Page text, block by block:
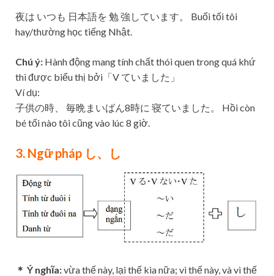
夜は いつも 日本語を 勉 強しています。 Buổi tối tôi
hay/thường học tiếng Nhật.
Chú ý: Hành động mang tính chất thói quen trong quá khứ
thì được biểu thị bởi「V ていました」
Ví dụ:
子供の時、 毎晩まいばん8時に 寝ていました。 Hồi còn
bé tối nào tôi cũng vào lúc 8 giờ.
3. Ngữ pháp し、し
＊ Ý nghĩa:vừa thế này, lại thế kia nữa; vì thế này, và vì thế